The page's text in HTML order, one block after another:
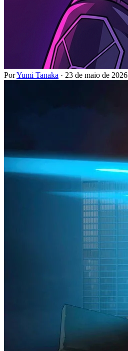
PorYumi Tanaka · 23 de maio de 2026